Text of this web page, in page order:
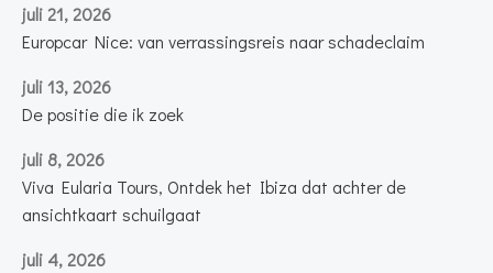
juli 21, 2026
Europcar Nice: van verrassingsreis naar schadeclaim
juli 13, 2026
De positie die ik zoek
juli 8, 2026
Viva Eularia Tours, Ontdek het Ibiza dat achter de
ansichtkaart schuilgaat
juli 4, 2026